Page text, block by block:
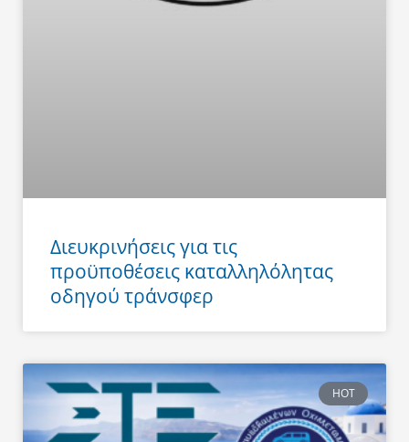
Διευκρινήσεις για τις
προϋποθέσεις καταλληλόλητας
οδηγού τράνσφερ
HOT